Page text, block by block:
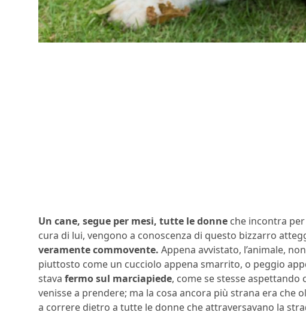
Un cane, segue per mesi, tutte le donne che incontra
cura di lui, vengono a conoscenza di questo bizzarro
veramente commovente. Appena avvistato, l’animale,
piuttosto come un cucciolo appena smarrito, o peggio
stava fermo sul marciapiede, come se stesse aspettando
venisse a prendere; ma la cosa ancora più strana era che
a correre dietro a tutte le donne che attraversavano la